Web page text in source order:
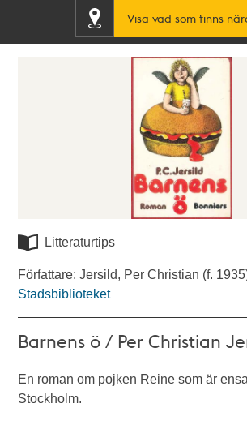
Visa vad som finns
Litteraturtips
Författare: Jersild, Per Christian (f.
Stadsbiblioteket
Barnens ö / Per Christian
En roman om pojken Reine som är
Stockholm.